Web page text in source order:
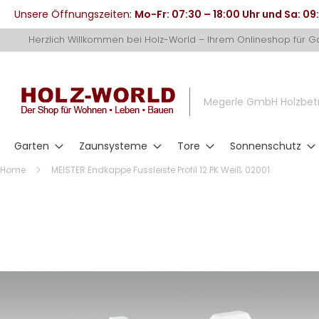
Unsere Öffnungszeiten: Mo-Fr: 07:30 – 18:00 Uhr und Sa:
zum
Herzlich Willkommen bei Holz-World – Ihrem Onlineshop für
Megerle GmbH
Garten Zaunsysteme Tore Sonnenschutz
Home MEISTER Endkappe Fussleiste Profil 12 PK Weiß 02001